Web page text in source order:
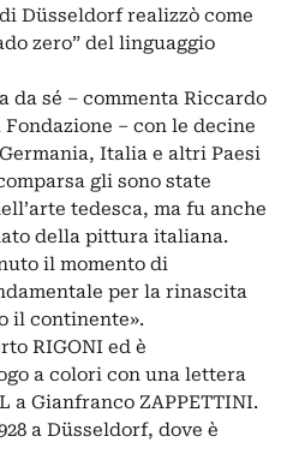
Düsseldorf realizzò come
zero” del linguaggio
da sé – commenta Riccardo
– con le decine
Italia e altri Paesi
gli sono state
tedesca, ma fu anche
della pittura italiana.
il momento di
per la rinascita
il continente».
RIGONI ed è
a colori con una lettera
a Gianfranco ZAPPETTINI.
a Düsseldorf, dove è